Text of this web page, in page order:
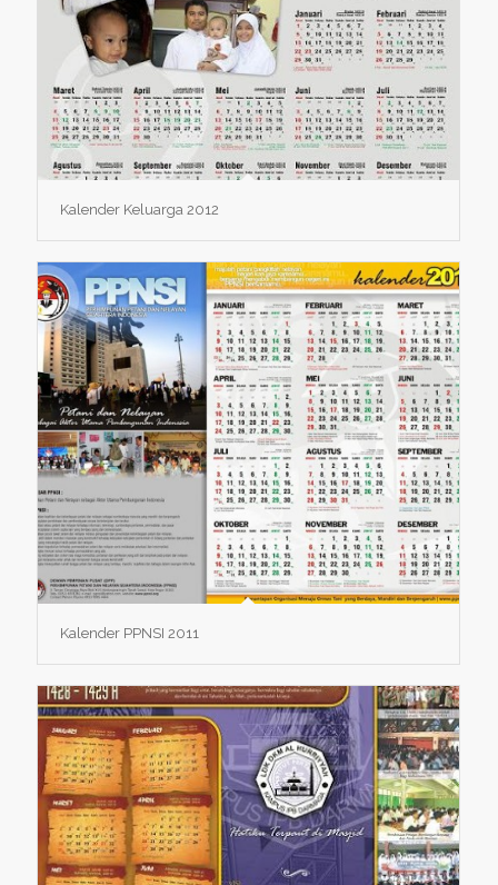
Kalender Keluarga 2012
Kalender PPNSI 2011